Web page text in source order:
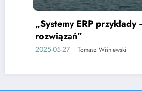
„Systemy ERP przykłady –
rozwiązań”
2025-05-27 Tomasz Wiśniewski